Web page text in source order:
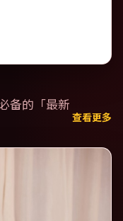
裂缝切入，逐步推
落点克制有力。
备的「最新
查看更多